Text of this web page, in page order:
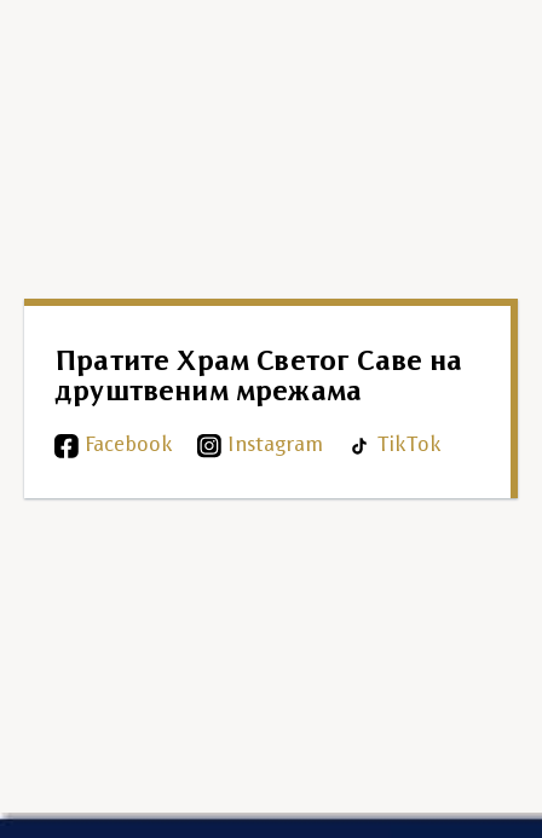
Пратите Храм Светог Саве на
друштвеним мрежама
Facebook Instagram TikTok